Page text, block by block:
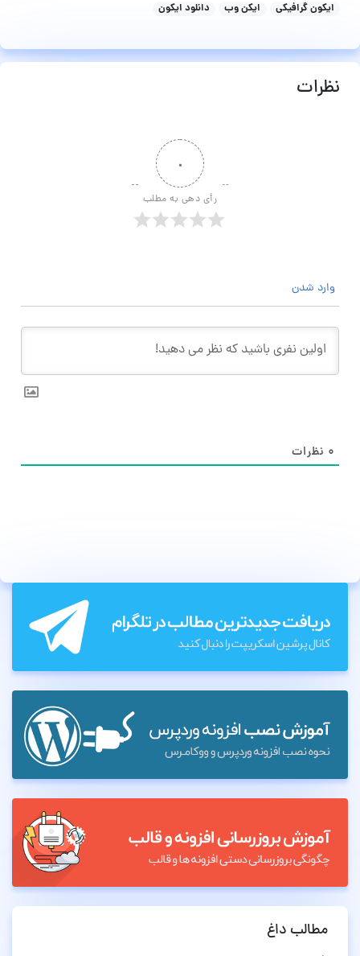
ایکون گرافیکی
ایکن وب دانلود ایکون
نظرات
۰
رأی دهی به مطلب
وارد شدن
۰ نظرات
مطالب داغ